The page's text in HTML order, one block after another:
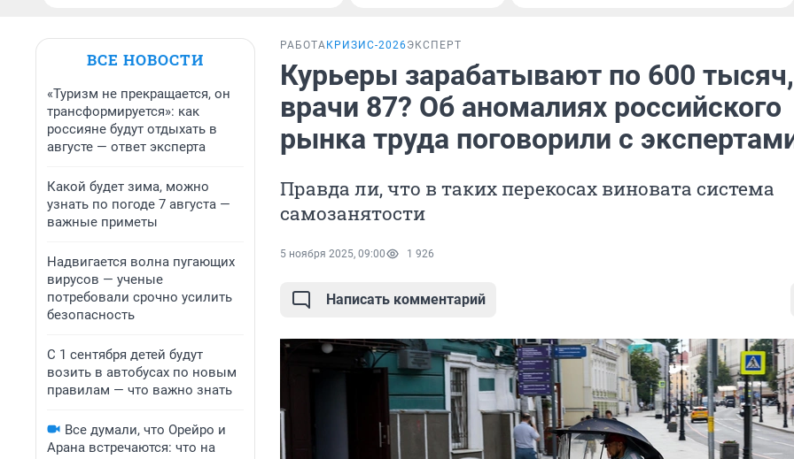
ВСЕ НОВОСТИ
«Туризм не прекращается, он
трансформируется»: как
россияне будут отдыхать в
августе — ответ эксперта
Какой будет зима, можно
узнать по погоде 7 августа —
важные приметы
Надвигается волна пугающих
вирусов — ученые
потребовали срочно усилить
безопасность
С 1 сентября детей будут
возить в автобусах по новым
правилам — что важно знать
Все думали, что Орейро и
Арана встречаются: что на
РАБОТА КРИЗИС-2026ЭКСПЕРТ
Курьеры зарабатывают по 600
врачи 87? Об аномалиях российского
рынка труда поговорили с
Правда ли, что в таких перекосах виновата система
самозанятости
5 ноября 2025, 09:00 1 926
Написать комментарий